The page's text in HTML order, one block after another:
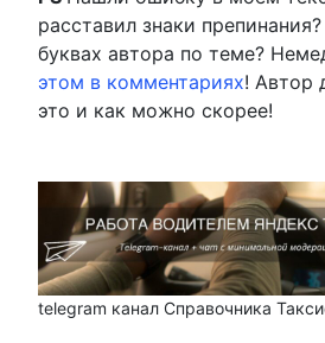
расставил знаки
буквах автора по теме?
этом в комментариях! Автор
это и как можно скорее!
telegram канал Справочника